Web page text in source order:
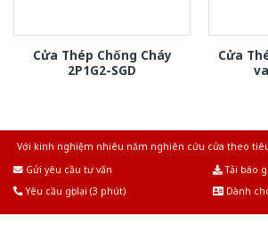
Cửa Thép Chống Cháy
2P1G2-SGD
Cửa
Với kinh nghiệm nhiêu năm nghiên cứu cửa theo
Gửi yêu cầu tư vấn
Tải báo
Yêu cầu gọi lại (3 phút)
Dành